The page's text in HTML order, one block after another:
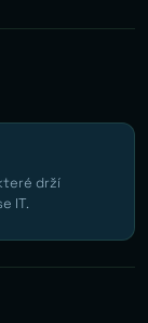
drží
IT.